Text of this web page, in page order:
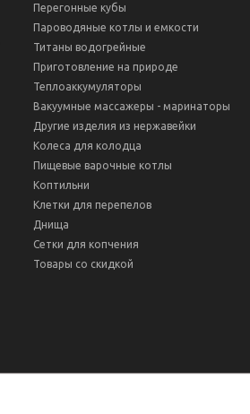
Перегонные кубы
Пароводяные котлы и емкости
Титаны водогрейные
Приготовление на природе
Теплоаккумуляторы
Вакуумные массажеры - маринаторы
Другие изделия из нержавейки
Колеса для колодца
Пищевые варочные котлы
Коптильни
Клетки для перепелов
Днища
Сетки для копчения
Товары со скидкой